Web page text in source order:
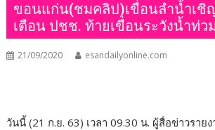
ขอนแก่น(ชมคลิป)เขื่อนลำน้ำเชิ
เตือน ปชช. ท้ายเขื่อนระวังน้ำท่
21/09/2020 esandailyonline.com
วันนี้ (21 ก.ย. 63) เวลา 09.30 น. ผู้สื่อข่าวราย